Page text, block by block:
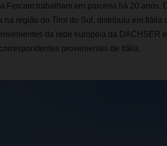
Fercam trabalham em parceria há 20 anos.
na região do Tirol do Sul, distribuiu em Itália
da rede europeia da DACHSER
provenientes de Itália.